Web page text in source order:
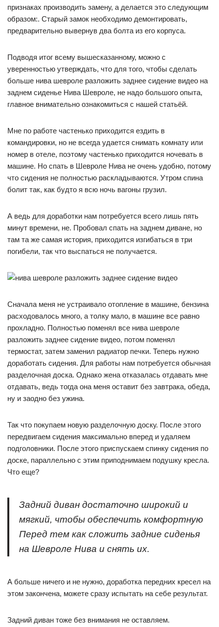
признаках производить замену, а делается это следующим
образом:. Старый замок необходимо демонтировать,
предварительно вывернув два болта из его корпуса.
Подводя итог всему вышесказанному, можно с
уверенностью утверждать, что для того, чтобы сделать
больше нива шевроле разложить заднее сидение видео на
заднем сиденье Нива Шевроле, не надо большого опыта,
главное внимательно ознакомиться с нашей статьёй.
Мне по работе частенько приходится ездить в
командировки, но не всегда удается снимать комнату или
номер в отеле, поэтому частенько приходится ночевать в
машине. Но спать в Шевроле Нива не очень удобно, потому
что сидения не полностью раскладываются. Утром спина
болит так, как будто я всю ночь вагоны грузил.
А ведь для доработки нам потребуется всего лишь пять
минут времени, не. Пробовал спать на заднем диване, но
там та же самая история, приходится изгибаться в три
погибели, так что выспаться не получается.
Сначала меня не устраивало отопление в машине, бензина
расходовалось много, а толку мало, в машине все равно
прохладно. Полностью поменял все нива шевроле
разложить заднее сидение видео, потом поменял
термостат, затем заменил радиатор печки. Теперь нужно
доработать сидения. Для работы нам потребуется обычная
разделочная доска. Однако жена отказалась отдавать мне
отдавать, ведь тогда она меня оставит без завтрака, обеда,
ну и заодно без ужина.
Так что покупаем новую разделочную доску. После этого
передвигаем сидения максимально вперед и удаляем
подголовники. После этого приспускаем спинку сидения по
доске, параллельно с этим приподнимаем подушку кресла.
Что еще?
Задний диван достаточно широкий и
мягкий, чтобы обеспечить комфортную
Перед тем как сложить задние сиденья
на Шевроле Нива и снять их.
А больше ничего и не нужно, доработка передних кресел на
этом закончена, можете сразу испытать на себе результат.
Задний диван тоже без внимания не оставляем.